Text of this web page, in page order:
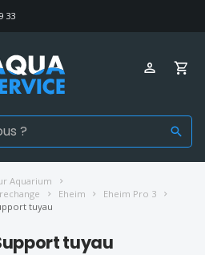
33
Aquarium
Eheim
Eheim Pro 3
tuyau
tuyau